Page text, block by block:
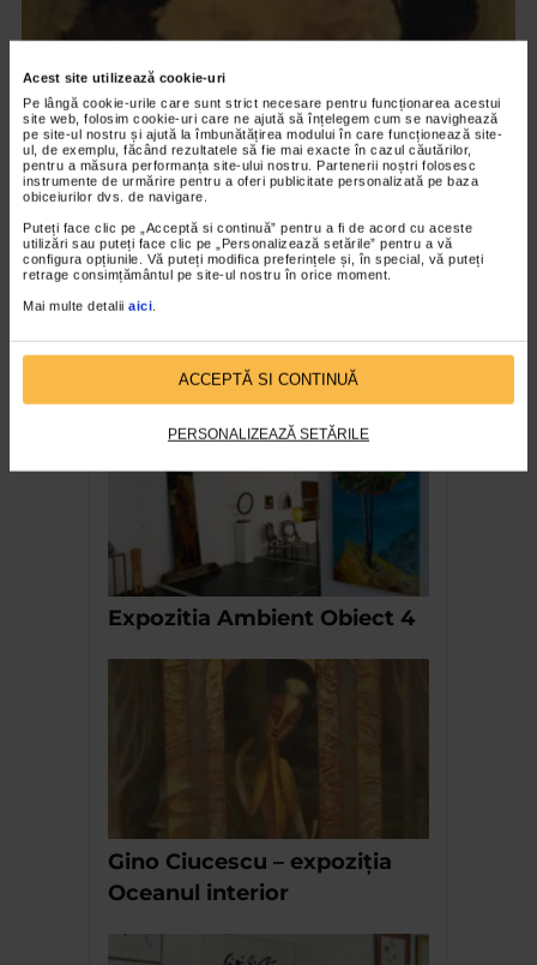
Acest site utilizează cookie-uri
Pe lângă cookie-urile care sunt strict necesare pentru funcționarea acestui
site web, folosim cookie-uri care ne ajută să înțelegem cum se navighează
pe site-ul nostru și ajută la îmbunătățirea modului în care funcționează site-
ul, de exemplu, făcând rezultatele să fie mai exacte în cazul căutărilor,
pentru a măsura performanța site-ului nostru. Partenerii noștri folosesc
instrumente de urmărire pentru a oferi publicitate personalizată pe baza
obiceiurilor dvs. de navigare.
Puteți face clic pe „Acceptă si continuă” pentru a fi de acord cu aceste
utilizări sau puteți face clic pe „Personalizează setările” pentru a vă
configura opțiunile. Vă puteți modifica preferințele și, în special, vă puteți
retrage consimțământul pe site-ul nostru în orice moment.
Mai multe detalii aici
ACCEPTĂ SI CONTINUĂ
PERSONALIZEAZĂ SETĂRILE
CLIPA DE ARTA
Nicolae Tonitza – Pictor al copiilor
RECOMANDĂRI
Expozitia Ambient Obiect 4
Gino Ciucescu – expoziția
Oceanul interior